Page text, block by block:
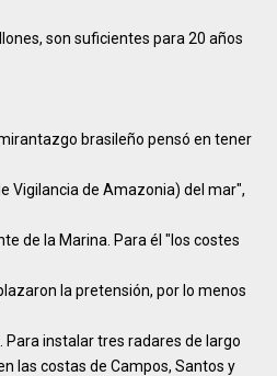
son suficientes para 20 años
brasileño pensó en tener
Vigilancia de Amazonia) del mar",
de la Marina. Para él "los costes
la pretensión, por lo menos
Para instalar tres radares de largo
las costas de Campos, Santos y